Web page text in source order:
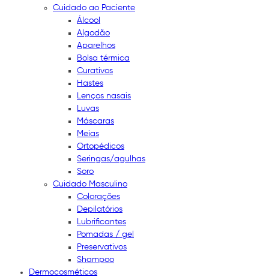
Cuidado ao Paciente
Álcool
Algodão
Aparelhos
Bolsa térmica
Curativos
Hastes
Lenços nasais
Luvas
Máscaras
Meias
Ortopédicos
Seringas/agulhas
Soro
Cuidado Masculino
Colorações
Depilatórios
Lubrificantes
Pomadas / gel
Preservativos
Shampoo
Dermocosméticos